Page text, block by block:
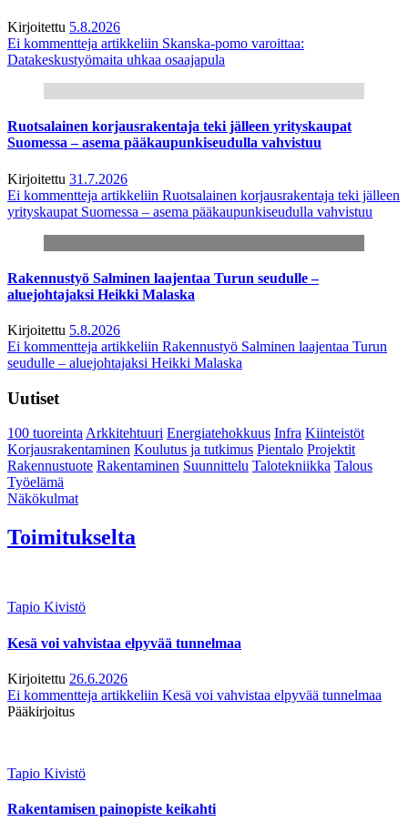
Kirjoitettu 5.8.2026
Ei kommentteja artikkeliin Skanska-pomo varoittaa:
Datakeskustyömaita uhkaa osaajapula
Ruotsalainen korjausrakentaja teki jälleen yrityskaupat
Suomessa – asema pääkaupunkiseudulla vahvistuu
Kirjoitettu 31.7.2026
Ei kommentteja artikkeliin Ruotsalainen korjausrakentaja teki jälleen
yrityskaupat Suomessa – asema pääkaupunkiseudulla vahvistuu
Rakennustyö Salminen laajentaa Turun seudulle –
aluejohtajaksi Heikki Malaska
Kirjoitettu 5.8.2026
Ei kommentteja artikkeliin Rakennustyö Salminen laajentaa Turun
seudulle – aluejohtajaksi Heikki Malaska
Uutiset
100 tuoreintaArkkitehtuuri Energiatehokkuus Infra Kiinteistöt
Korjausrakentaminen Koulutus ja tutkimus Pientalo Projektit
Rakennustuote Rakentaminen Suunnittelu Talotekniikka Talous
Työelämä
Näkökulmat
Toimitukselta
Tapio Kivistö
Kesä voi vahvistaa elpyvää tunnelmaa
Kirjoitettu 26.6.2026
Ei kommentteja artikkeliin Kesä voi vahvistaa elpyvää tunnelmaa
Pääkirjoitus
Tapio Kivistö
Rakentamisen painopiste keikahti